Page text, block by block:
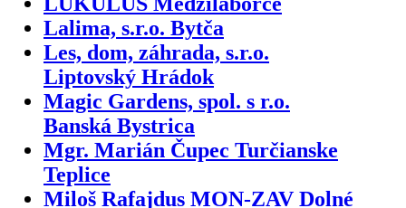
Lalima, s.r.o. Bytča
Les, dom, záhrada, s.r.o.
Liptovský Hrádok
Magic Gardens, spol. s r.o.
Banská Bystrica
Mgr. Marián Čupec Turčianske
Teplice
Miloš Rafajdus MON-ZAV Dolné